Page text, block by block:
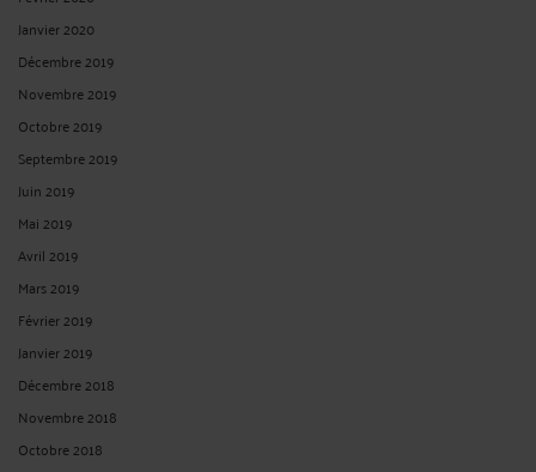
Janvier 2020
Décembre 2019
Novembre 2019
Octobre 2019
Septembre 2019
Juin 2019
Mai 2019
Avril 2019
Mars 2019
Février 2019
Janvier 2019
Décembre 2018
Novembre 2018
Octobre 2018